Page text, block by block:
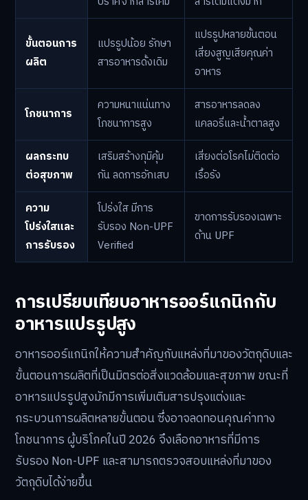
ขั้นตอนการ
ผลิต
แปรรูปน้อย รักษา
สารอาหารดั้งเดิม
แปรรูปหลายขั้นตอน
เสี่ยงสูญเสียคุณค่า
อาหาร
โภชนาการ
ความหนาแน่นทาง
โภชนาการสูง
สารอาหารลดลง
แคลอรี่และน้ำตาลสูง
ผลกระทบ
ต่อสุขภาพ
เสริมสร้างภุมิคุ้ม
กัน ลดการอักเสบ
เสี่ยงต่อโรคไม่ติดต่อ
เรื้อรัง
ความ
โปร่งใสและ
การรับรอง
โปร่งใส มีการ
รับรอง Non-UPF
Verified
ขาดการรับรองเฉพาะ
ด้าน UPF
การเปรียบเทียบอาหารออร์แกนิกกับ
อาหารแปรรูปสูง
อาหารออร์แกนิกให้ความสำคัญกับแหล่งที่มาของวัตถุดิบและ
ขั้นตอนการผลิตที่เป็นมิตรต่อสิ่งแวดล้อมและสุขภาพ ขณะที่
อาหารแปรรูปสูงมักมีการเพิ่มเติมสารปรุงแต่งและ
กระบวนการผลิตหลายขั้นตอน ซึ่งอาจลดทอนคุณค่าทาง
โภชนาการ ผู้บริโภคในปี 2026 จึงเลือกอาหารที่มีการ
รับรอง Non-UPF และสามารถตรวจสอบแหล่งที่มาของ
วัตถุดิบได้ง่ายขึ้น